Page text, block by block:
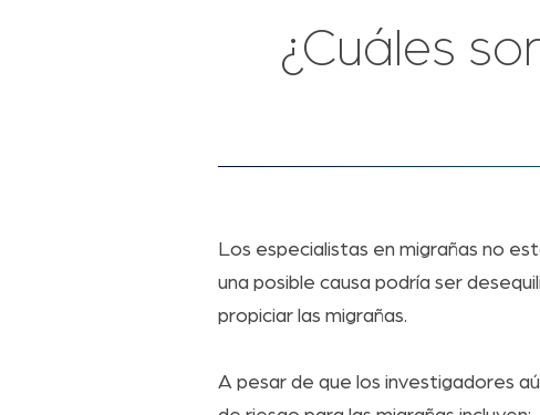
¿Cuáles
Los especialistas en migrañas no
una posible causa podría ser
propiciar las migrañas.
A pesar de que los investigadores